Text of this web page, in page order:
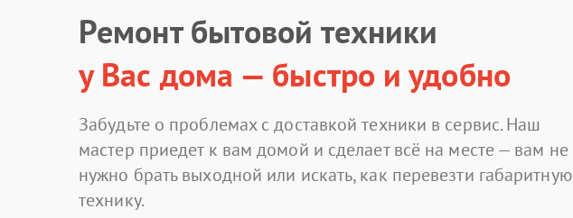
Ремонт бытовой техники
у Вас дома — быстро и удобно
Забудьте о проблемах с доставкой техники в сервис. Наш
мастер приедет к вам домой и сделает всё на месте — вам не
нужно брать выходной или искать, как перевезти габаритную
технику.